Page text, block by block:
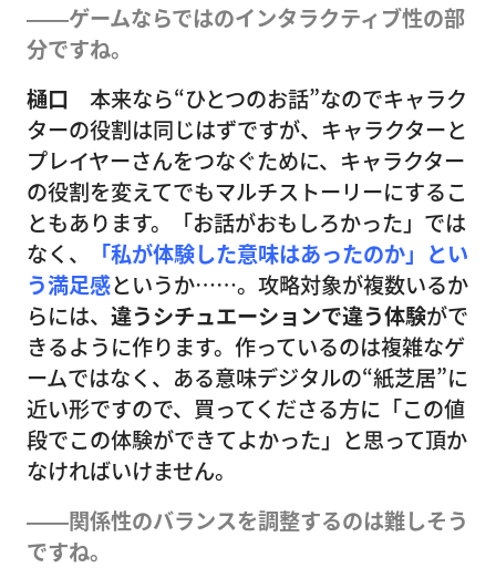
――ゲームならではのインタラクティブ性の部
分ですね。
樋口 本来なら“ひとつのお話”なのでキャラク
ターの役割は同じはずですが、キャラクターと
プレイヤーさんをつなぐために、キャラクター
の役割を変えてでもマルチストーリーにするこ
ともあります。「お話がおもしろかった」では
なく、
「私が体験した意味はあったのか」とい
う満足感というか……。攻略対象が複数いるか
らには、 違うシチュエーションで違う体験がで
きるように作ります。作っているのは複雑なゲ
ームではなく、ある意味デジタルの“紙芝居”に
近い形ですので、買ってくださる方に「この値
段でこの体験ができてよかった」と思って頂か
なければいけません。
――関係性のバランスを調整するのは難しそう
ですね。